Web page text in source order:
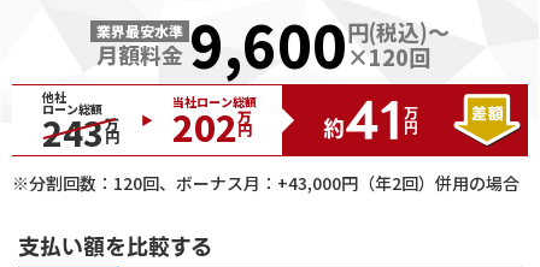
業界最安水準
月額料金 9,600円(税込)～
×120回
他社
ローン総額
243万円
当社ローン総額
202万円 約41 万円
※分割回数： 120回、ボーナス月：+43,000円（年2回）併用の場合
支払い額を比較する